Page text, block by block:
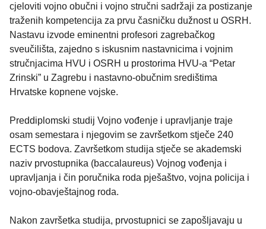
cjeloviti vojno obučni i vojno stručni sadržaji za postizanje
traženih kompetencija za prvu časničku dužnost u OSRH.
Nastavu izvode eminentni profesori zagrebačkog
sveučilišta, zajedno s iskusnim nastavnicima i vojnim
stručnjacima HVU i OSRH u prostorima HVU-a “Petar
Zrinski” u Zagrebu i nastavno-obučnim središtima
Hrvatske kopnene vojske.
Preddiplomski studij Vojno vođenje i upravljanje traje
osam semestara i njegovim se završetkom stječe 240
ECTS bodova. Završetkom studija stječe se akademski
naziv prvostupnika (baccalaureus) Vojnog vođenja i
upravljanja i čin poručnika roda pješaštvo, vojna policija i
vojno-obavještajnog roda.
Nakon završetka studija, prvostupnici se zapošljavaju u